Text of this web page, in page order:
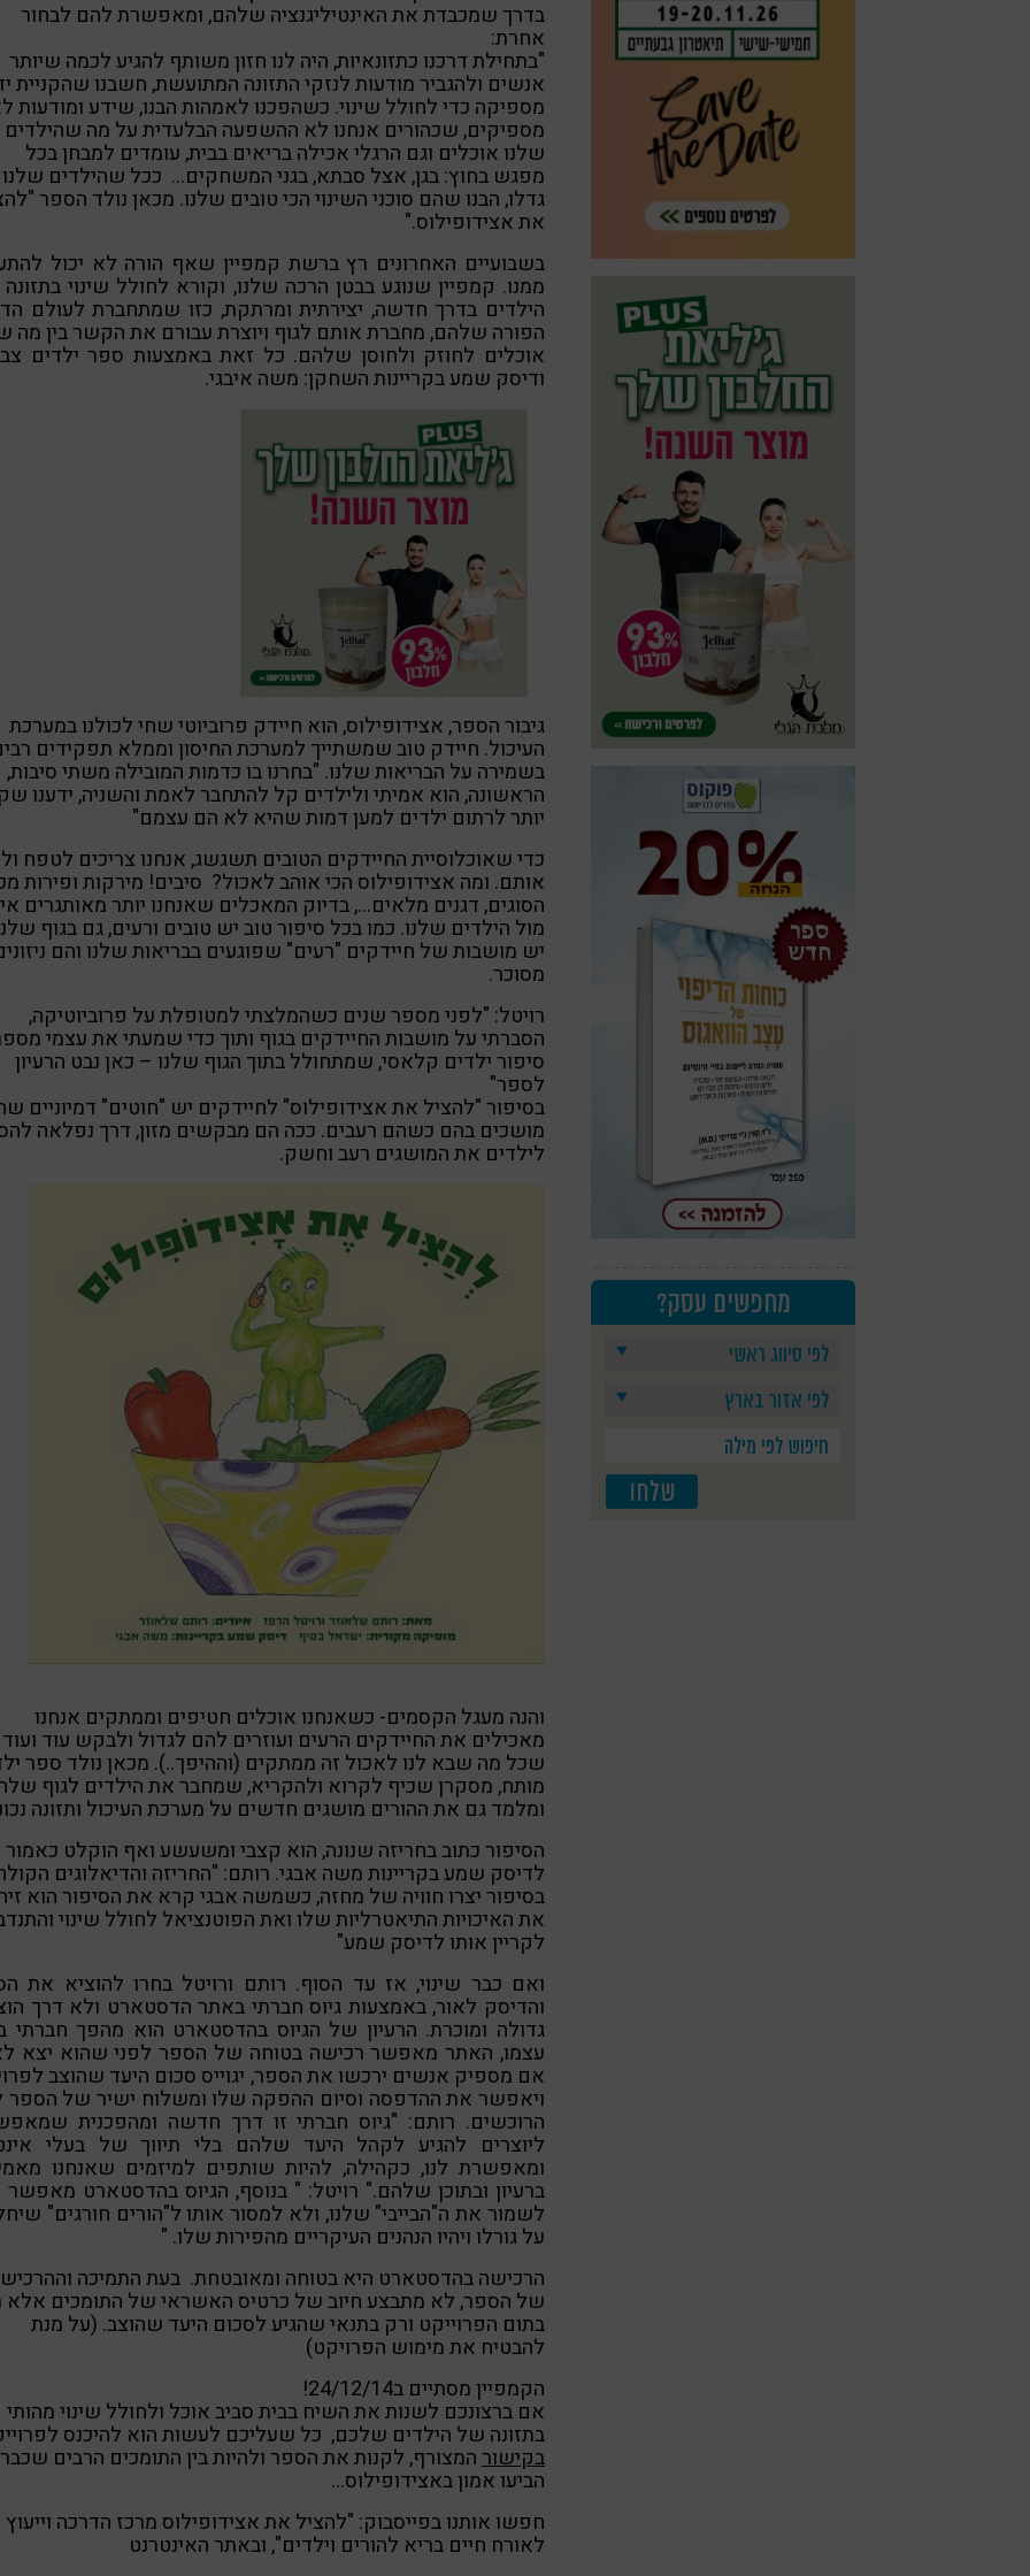
מחפשים עסק?
בדרך שמכבדת את האינטיליגנציה שלהם, ומאפשרת להם לבחור
אחרת:
"בתחילת דרכנו כתזונאיות, היה לנו חזון משותף להגיע לכמה שיותר
אנשים ולהגביר מודעות לנזקי התזונה המתועשת, חשבנו שהקניית
מספיקה כדי לחולל שינוי. כשהפכנו לאמהות הבנו, שידע ומודעות
מספיקים, שכהורים אנחנו לא ההשפעה הבלעדית על מה שהילדים
שלנו אוכלים וגם הרגלי אכילה בריאים בבית, עומדים למבחן בכל
מפגש בחוץ: בגן, אצל סבתא, בגני המשחקים… ככל שהילדים שלנו
גדלו, הבנו שהם סוכני השינוי הכי טובים שלנו. מכאן נולד הספר
את אצידופילוס."
בשבועיים האחרונים רץ ברשת קמפיין שאף הורה לא יכול
ממנו. קמפיין שנוגע בבטן הרכה שלנו, וקורא לחולל שינוי
הילדים בדרך חדשה, יצירתית ומרתקת, כזו שמתחברת לעולם
הפורה שלהם, מחברת אותם לגוף ויוצרת עבורם את הקשר בין מה
אוכלים לחוזק ולחוסן שלהם. כל זאת באמצעות ספר ילדים
ודיסק שמע בקריינות השחקן: משה איבגי.
גיבור הספר, אצידופילוס, הוא חיידק פרוביוטי שחי לכולנו במערכת
העיכול. חיידק טוב שמשתייך למערכת החיסון וממלא תפקידים
בשמירה על הבריאות שלנו. "בחרנו בו כדמות המובילה משתי סיבות,
הראשונה, הוא אמיתי ולילדים קל להתחבר לאמת והשניה, ידענו
יותר לרתום ילדים למען דמות שהיא לא הם עצמם"
כדי שאוכלוסיית החיידקים הטובים תשגשג, אנחנו צריכים לטפח
אותם. ומה אצידופילוס הכי אוהב לאכול? סיבים! מירקות ופירות
הסוגים, דגנים מלאים…, בדיוק המאכלים שאנחנו יותר מאותגרים
מול הילדים שלנו. כמו בכל סיפור טוב יש טובים ורעים, גם בגוף
יש מושבות של חיידקים "רעים" שפוגעים בבריאות שלנו והם
מסוכר.
רויטל: "לפני מספר שנים כשהמלצתי למטופלת על פרוביוטיקה,
הסברתי על מושבות החיידקים בגוף ותוך כדי שמעתי את עצמי
סיפור ילדים קלאסי, שמתחולל בתוך הגוף שלנו – כאן נבט הרעיון
לספר"
בסיפור "להציל את אצידופילוס" לחיידקים יש "חוטים" דמיוניים
מושכים בהם כשהם רעבים. ככה הם מבקשים מזון, דרך נפלאה
לילדים את המושגים רעב וחשק.
והנה מעגל הקסמים- כשאנחנו אוכלים חטיפים וממתקים אנחנו
מאכילים את החיידקים הרעים ועוזרים להם לגדול ולבקש עוד
שכל מה שבא לנו לאכול זה ממתקים (וההיפך..). מכאן נולד ספר
מותח, מסקרן שכיף לקרוא ולהקריא, שמחבר את הילדים לגוף
ומלמד גם את ההורים מושגים חדשים על מערכת העיכול ותזונה
הסיפור כתוב בחריזה שנונה, הוא קצבי ומשעשע ואף הוקלט כאמור
לדיסק שמע בקריינות משה אבגי. רותם: "החריזה והדיאלוגים
בסיפור יצרו חוויה של מחזה, כשמשה אבגי קרא את הסיפור הוא
את האיכויות התיאטרליות שלו ואת הפוטנציאל לחולל שינוי
לקריין אותו לדיסק שמע"
ואם כבר שינוי, אז עד הסוף. רותם ורויטל בחרו להוציא את
והדיסק לאור, באמצעות גיוס חברתי באתר הדסטארט ולא דרך
גדולה ומוכרת. הרעיון של הגיוס בהדסטארט הוא מהפך חברתי
עצמו, האתר מאפשר רכישה בטוחה של הספר לפני שהוא יצא
אם מספיק אנשים ירכשו את הספר, יגוייס סכום היעד שהוצב
ויאפשר את ההדפסה וסיום ההפקה שלו ומשלוח ישיר של הספר
הרוכשים. רותם: "גיוס חברתי זו דרך חדשה ומהפכנית
ליוצרים להגיע לקהל היעד שלהם בלי תיווך של בעלי
ומאפשרת לנו, כקהילה, להיות שותפים למיזמים שאנחנו
ברעיון ובתוכן שלהם." רויטל: " בנוסף, הגיוס בהדסטארט מאפשר
לשמור את ה"הבייבי" שלנו, ולא למסור אותו ל"הורים חורגים"
על גורלו ויהיו הנהנים העיקריים מהפירות שלו. "
הרכישה בהדסטארט היא בטוחה ומאובטחת. בעת התמיכה
של הספר, לא מתבצע חיוב של כרטיס האשראי של התומכים אלא
בתום הפרוייקט ורק בתנאי שהגיע לסכום היעד שהוצב. (על מנת
להבטיח את מימוש הפרויקט)
הקמפיין מסתיים ב24/12/14!
אם ברצונכם לשנות את השיח בבית סביב אוכל ולחולל שינוי מהותי
בתזונה של הילדים שלכם, כל שעליכם לעשות הוא להיכנס
בקישורהמצורף, לקנות את הספר ולהיות בין התומכים הרבים שכבר
הביעו אמון באצידופילוס…
חפשו אותנו בפייסבוק: "להציל את אצידופילוס מרכז הדרכה וייעוץ
לאורח חיים בריא להורים וילדים", ובאתר האינטרנט